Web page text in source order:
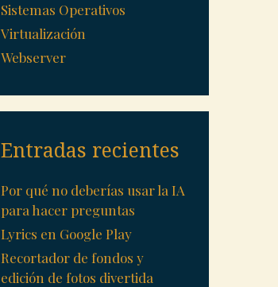
Sistemas Operativos
Virtualización
Webserver
Entradas recientes
Por qué no deberías usar la IA
para hacer preguntas
Lyrics en Google Play
Recortador de fondos y
edición de fotos divertida